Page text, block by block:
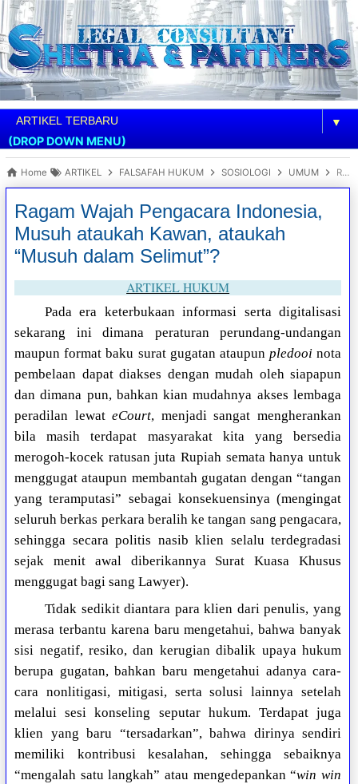
▼
(DROP DOWN MENU)
Home ARTIKEL FALSAFAH HUKUM SOSIOLOGI UMUM Ragam Wajah Pengacara Indonesia, Musuh ataukah Kawan, ataukah “Musuh dalam Selimut”?
Ragam Wajah Pengacara Indonesia,
Musuh ataukah Kawan, ataukah
“Musuh dalam Selimut”?
ARTIKEL HUKUM
Pada era keterbukaan informasi serta digitalisasi
sekarang ini dimana peraturan perundang-undangan
maupun format baku surat gugatan ataupun pledooi nota
pembelaan dapat diakses dengan mudah oleh siapapun
dan dimana pun, bahkan kian mudahnya akses lembaga
peradilan lewateCourt, menjadi sangat mengherankan
bila masih terdapat masyarakat kita yang bersedia
merogoh-kocek ratusan juta Rupiah semata hanya untuk
menggugat ataupun membantah gugatan dengan “tangan
yang teramputasi” sebagai konsekuensinya (mengingat
seluruh berkas perkara beralih ke tangan sang pengacara,
sehingga secara politis nasib klien selalu terdegradasi
sejak menit awal diberikannya Surat Kuasa Khusus
menggugat bagi sang Lawyer).
Tidak sedikit diantara para klien dari penulis, yang
merasa terbantu karena baru mengetahui, bahwa banyak
sisi negatif, resiko, dan kerugian dibalik upaya hukum
berupa gugatan, bahkan baru mengetahui adanya cara-
cara nonlitigasi, mitigasi, serta solusi lainnya setelah
melalui sesi konseling seputar hukum. Terdapat juga
klien yang baru “tersadarkan”, bahwa dirinya sendiri
memiliki kontribusi kesalahan, sehingga sebaiknya
“mengalah satu langkah” atau mengedepankan “win win